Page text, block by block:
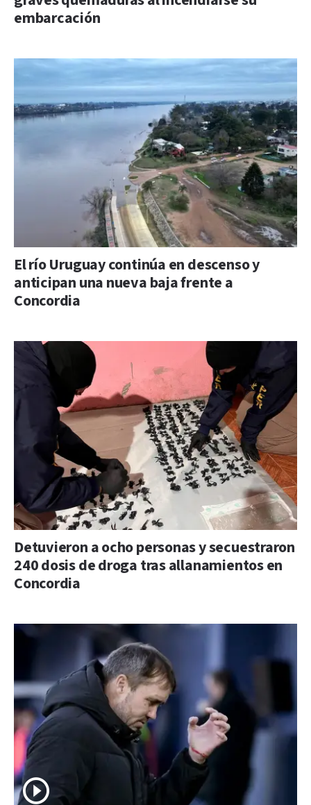
embarcación
El río Uruguay continúa en descenso y
anticipan una nueva baja frente a
Concordia
Detuvieron a ocho personas y secuestraron
240 dosis de droga tras allanamientos en
Concordia